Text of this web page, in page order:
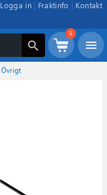
Kontakt
Fraktinfo
Logga in
search
0
menu
Övrigt